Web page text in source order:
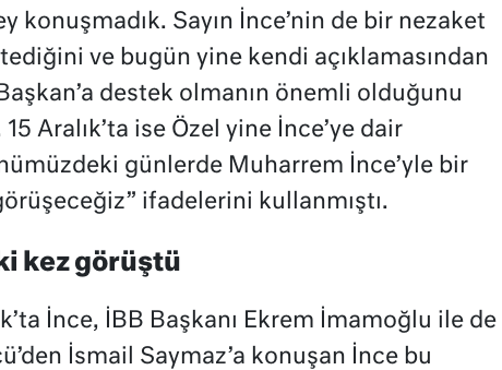
konuşmadık. Sayın İnce’nin de bir nezaket
ve bugün yine kendi açıklamasından
Başkan’a destek olmanın önemli olduğunu
Aralık’ta ise Özel yine İnce’ye dair
günlerde Muharrem İnce’yle bir
ifadelerini kullanmıştı.
kez görüştü
İnce, İBB Başkanı Ekrem İmamoğlu ile de
İsmail Saymaz’a konuşan İnce bu